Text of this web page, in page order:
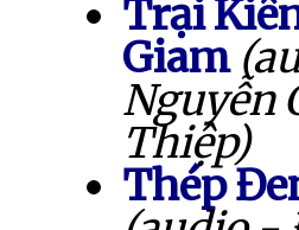
Trại
Giam
Nguyễn
Thiệp)
Thép